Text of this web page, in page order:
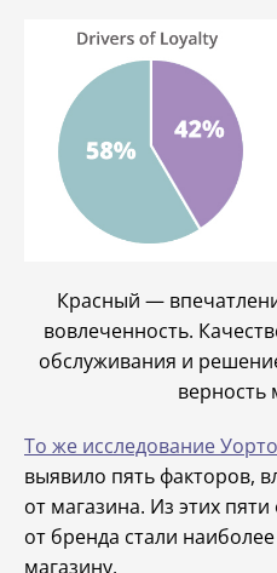
Красный —
вовлеченность.
обслуживания и
верность
То же исследование
выявило пять факторов,
от магазина. Из этих
от бренда стали
магазину.